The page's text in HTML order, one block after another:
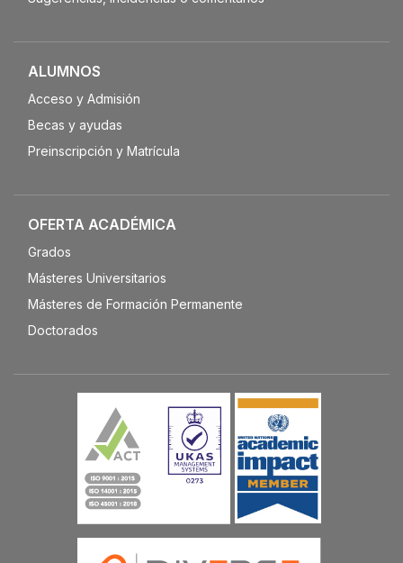
ALUMNOS
Acceso y Admisión
Becas y ayudas
Preinscripción y Matrícula
OFERTA ACADÉMICA
Grados
Másteres Universitarios
Másteres de Formación Permanente
Doctorados